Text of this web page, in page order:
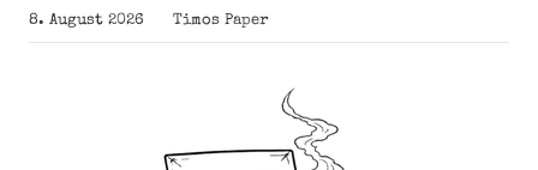
Zum
Inhalt
8. August 2026 Timos Paper